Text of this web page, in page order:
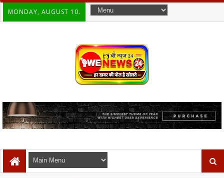
MONDAY, AUGUST 10.